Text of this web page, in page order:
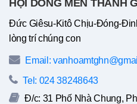
HỘI DÒNG MẾN THÁNH
Đức Giêsu-Kitô Chịu-Đóng-
lòng trí chúng con
Email:
Tel: 024 38248643
Đ/c: 31 Phố Nhà Chung,